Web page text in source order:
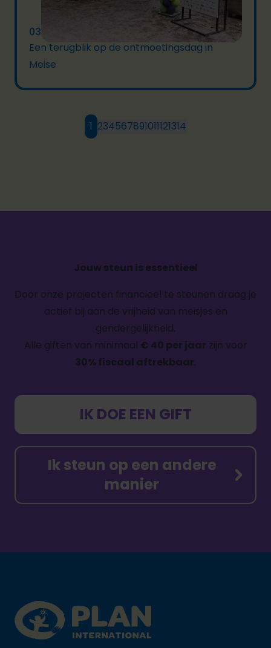
03/06/2026
Een terugblik op de ontmoetingsdag in
Meise
1 234567891011121314
Jouw steun is essentieel
Door onze projecten financieel te steunen draag je
actief bij aan de vrijheid van meisjes en
gendergelijkheid.
Alle giften van minimaal € 40 per jaar zijn voor
30% fiscaal aftrekbaar.
IK DOE EEN GIFT
Ik steun op een andere
manier
Plan International logo